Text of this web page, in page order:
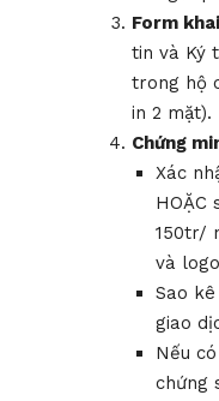
Form
tin và Ký
trong hộ
in 2 mặt).
Chứng
Xác
HOẶC
150tr/
và
Sao
giao
Nếu
chứng